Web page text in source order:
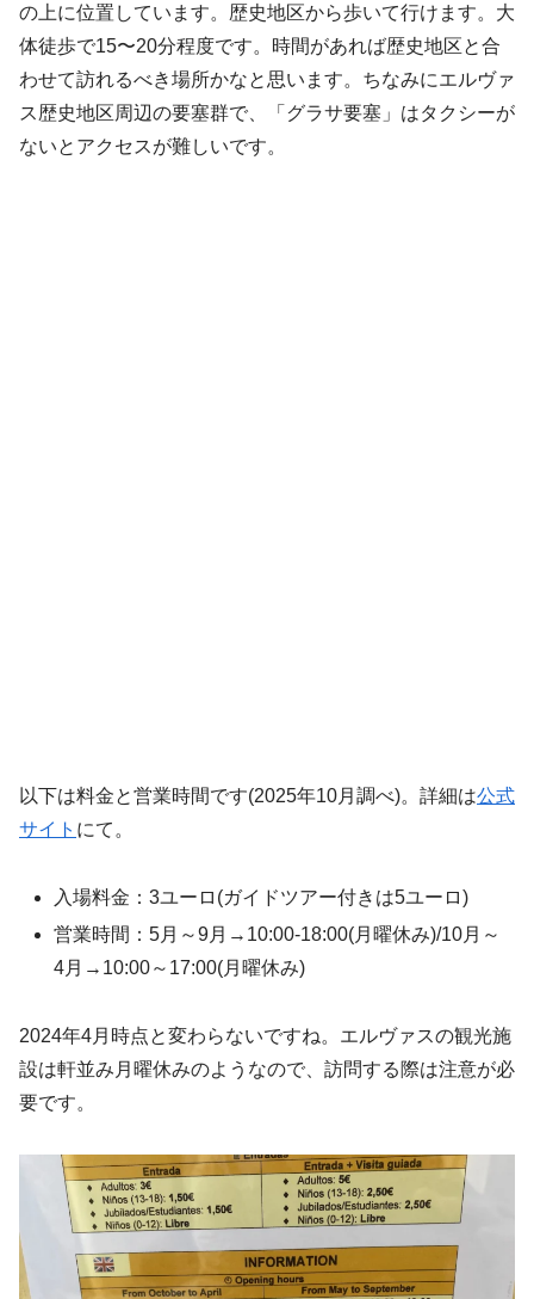
の上に位置しています。歴史地区から歩いて行けます。大
体徒歩で15〜20分程度です。時間があれば歴史地区と合
わせて訪れるべき場所かなと思います。ちなみにエルヴァ
ス歴史地区周辺の要塞群で、「グラサ要塞」はタクシーが
ないとアクセスが難しいです。
以下は料金と営業時間です(2025年10月調べ)。詳細は公式
サイト にて。
入場料金：3ユーロ(ガイドツアー付きは5ユーロ)
営業時間：5月～9月→10:00-18:00(月曜休み)/10月～
4月→10:00～17:00(月曜休み)
2024年4月時点と変わらないですね。エルヴァスの観光施
設は軒並み月曜休みのようなので、訪問する際は注意が必
要です。